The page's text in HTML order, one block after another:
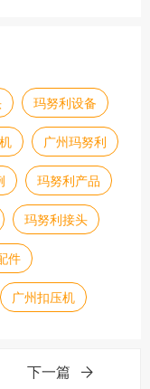
玛努利设备
广州玛努利
玛努利产品
玛努利接头
件
广州扣压机
下一篇